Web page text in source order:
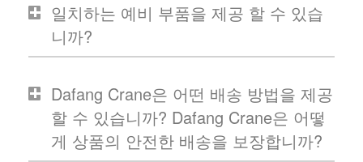
일치하는 예비 부품을 제공 할 수 있습
니까?
Dafang Crane은 어떤 배송 방법을 제공
할 수 있습니까? Dafang Crane은 어떻
게 상품의 안전한 배송을 보장합니까?